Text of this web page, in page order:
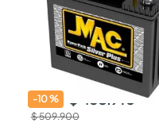
-10% $ 458.910
$ 509.900